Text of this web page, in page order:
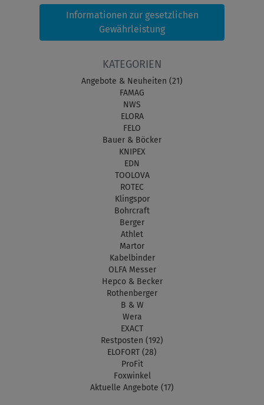
Informationen zur gesetzlichen
Gewährleistung
KATEGORIEN
Angebote & Neuheiten (21)
FAMAG
NWS
ELORA
FELO
Bauer & Böcker
KNIPEX
EDN
TOOLOVA
ROTEC
Klingspor
Bohrcraft
Berger
Athlet
Martor
Kabelbinder
OLFA Messer
Hepco & Becker
Rothenberger
B & W
Wera
EXACT
Restposten (192)
ELOFORT (28)
ProFit
Foxwinkel
Aktuelle Angebote (17)